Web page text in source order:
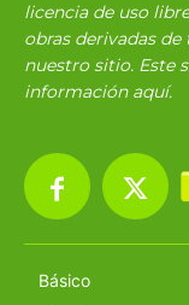
licencia de uso
obras derivadas
nuestro sitio. Este
información aquí.
Básico